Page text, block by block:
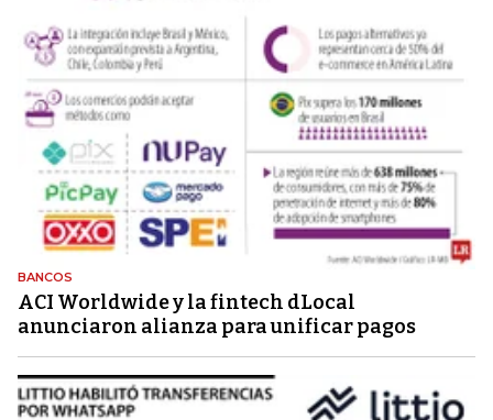
BANCOS
ACI Worldwide y la fintech dLocal
anunciaron alianza para unificar pagos